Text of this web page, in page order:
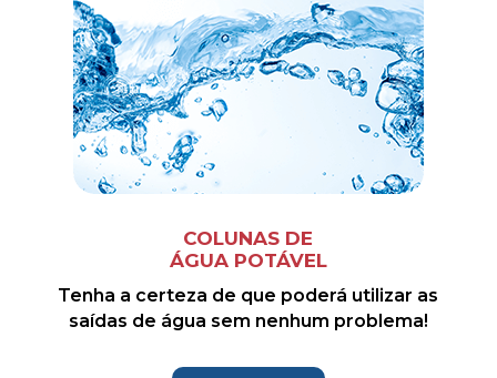
COLUNAS DE
ÁGUA POTÁVEL
Tenha a certeza de que poderá utilizar as
saídas de água sem nenhum problema!